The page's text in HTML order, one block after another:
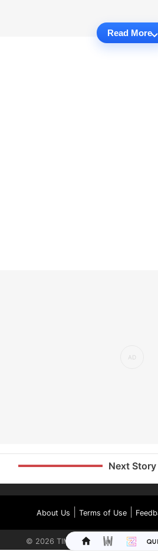
Read More
Next Story
About Us Terms of Use|
© 2026 TIMES INTERNET LIMITED.